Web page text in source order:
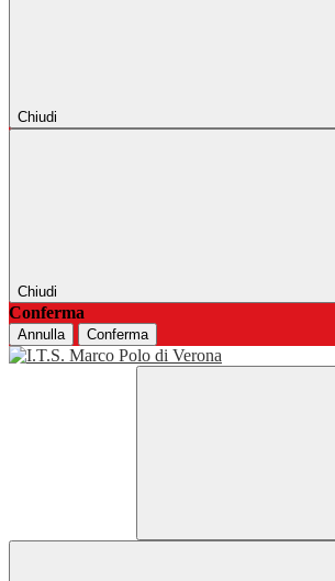
Chiudi
Chiudi
Conferma
Annulla Conferma